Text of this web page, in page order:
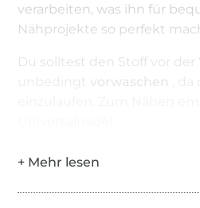
verarbeiten, was ihn für
Nähprojekte so perfekt
Du solltest den Stoff vor der
vorwaschen